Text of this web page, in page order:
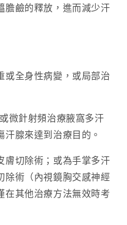
膽鹼的釋放，進而減少汗
或全身性病變，或局部治
微針射頻治療腋窩多汗
腺來達到治療目的。
膚切除術；或為手掌多汗
除術（內視鏡胸交感神經
在其他治療方法無效時考